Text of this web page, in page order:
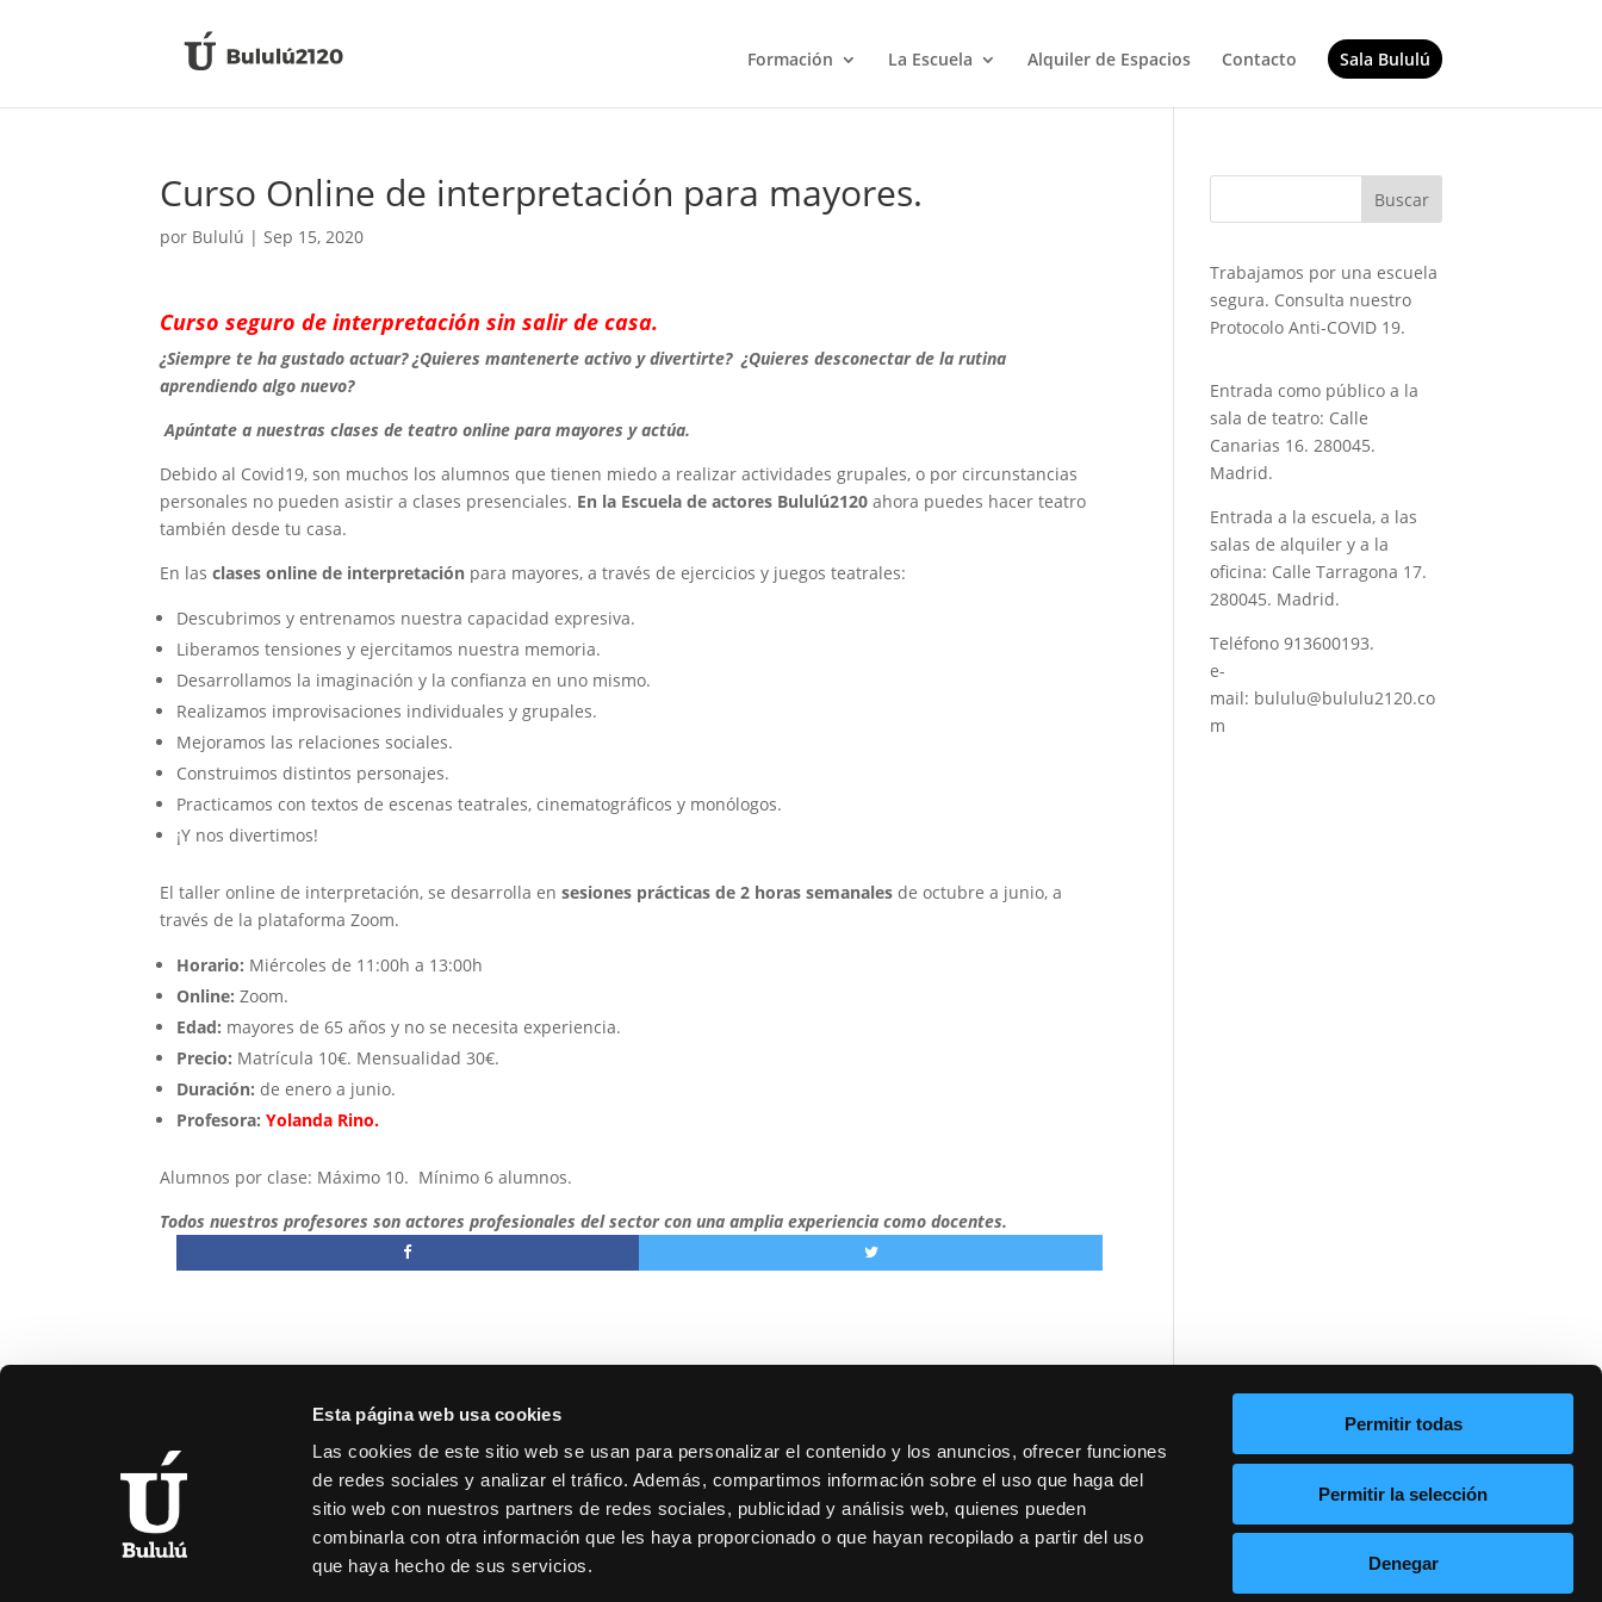
Esta página web usa cookies
Las cookies de este sitio web se usan para personalizar el contenido y los anuncios, ofrecer funciones
de redes sociales y analizar el tráfico. Además, compartimos información sobre el uso que haga del
sitio web con nuestros partners de redes sociales, publicidad y análisis web, quienes pueden
combinarla con otra información que les haya proporcionado o que hayan recopilado a partir del uso
que haya hecho de sus servicios.
Permitir todas
Permitir la selección
Denegar
Formación La Escuela Alquiler de Espacios Contacto Sala Bululú
Curso Online de interpretación para mayores.
por Bululú |Sep 15, 2020
Curso seguro de interpretación sin salir de casa.
¿Siempre te ha gustado actuar? ¿Quieres mantenerte activo y divertirte? ¿Quieres desconectar de la rutina
aprendiendo algo nuevo?
Apúntate a nuestras clases de teatro online para mayores y actúa.
Debido al Covid19, son muchos los alumnos que tienen miedo a realizar actividades grupales, o por circunstancias
personales no pueden asistir a clases presenciales. En la Escuela deactores Bululú2120 ahora puedes hacer teatro
también desde tu casa.
En lasclases online de interpretación para mayores, a través de ejercicios y juegos teatrales:
Descubrimos y entrenamos nuestra capacidad expresiva.
Liberamos tensiones y ejercitamos nuestra memoria.
Desarrollamos la imaginación y la confianza en uno mismo.
Realizamos improvisaciones individuales y grupales.
Mejoramos las relaciones sociales.
Construimos distintos personajes.
Practicamos con textos de escenas teatrales, cinematográficos y monólogos.
¡Y nos divertimos!
El taller online de interpretación, se desarrolla ensesiones prácticas de 2 horas semanales de octubre a junio, a
través de la plataforma Zoom.
Horario: Miércoles de 11:00h a 13:00h
Online: Zoom.
Edad: mayores de 65 años y no se necesita experiencia.
Precio: Matrícula 10€. Mensualidad 30€.
Duración: de enero a junio.
Profesora:Yolanda Rino.
Alumnos por clase: Máximo 10. Mínimo 6 alumnos.
Todos nuestros profesores son actores profesionales del sector con una amplia experiencia como docentes.
Trabajamos por una escuela
segura. Consulta nuestro
Protocolo Anti-COVID 19.
Entrada como público a la
sala de teatro: Calle
Canarias 16. 280045.
Madrid.
Entrada a la escuela, a las
salas de alquiler y a la
oficina: Calle Tarragona 17.
280045. Madrid.
Teléfono913600193.
e-
mail: bululu@bululu2120.co
m
C/ Tarragona, 17. Madrid.
913600193.
Contacto